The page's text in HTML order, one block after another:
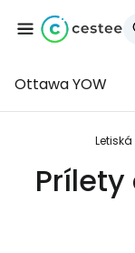
Ottawa YOW
Letiská
...